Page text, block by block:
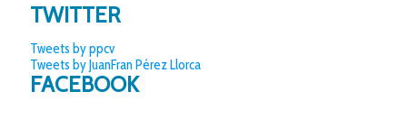
TWITTER
Tweets by ppcv
Tweets by JuanFran Pérez Llorca
FACEBOOK